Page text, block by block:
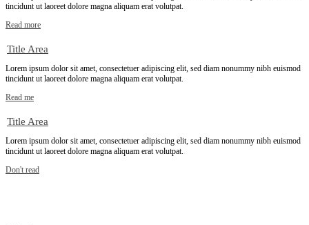
tincidunt ut laoreet dolore magna aliquam erat volutpat.
Read more
Title Area
Lorem ipsum dolor sit amet, consectetuer adipiscing elit, sed diam nonummy nibh euismod
tincidunt ut laoreet dolore magna aliquam erat volutpat.
Read me
Title Area
Lorem ipsum dolor sit amet, consectetuer adipiscing elit, sed diam nonummy nibh euismod
tincidunt ut laoreet dolore magna aliquam erat volutpat.
Don't read